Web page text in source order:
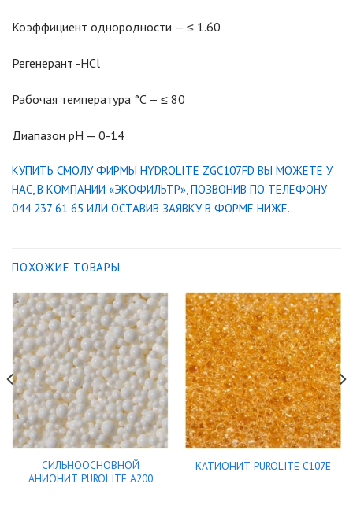
Коэффициент однородности — ≤ 1.60
Регенерант -HCl
Рабочая температура °C — ≤ 80
Диапазон pH — 0-14
КУПИТЬ СМОЛУ ФИРМЫ HYDROLITE ZGC107FD ВЫ МОЖЕТЕ У
НАС, В КОМПАНИИ «ЭКОФИЛЬТР», ПОЗВОНИВ ПО ТЕЛЕФОНУ
044 237 61 65 ИЛИ ОСТАВИВ ЗАЯВКУ В ФОРМЕ НИЖЕ.
ПОХОЖИЕ ТОВАРЫ
СИЛЬНООСНОВНОЙ
АНИОНИТ PUROLITE A200
КАТИОНИТ PUROLITE C107E